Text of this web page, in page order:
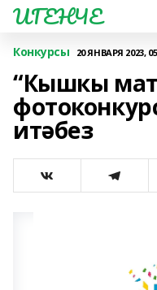
ИГЕНЧЕ
Конкурсы 20 ЯНВАРЯ 2023,
“Кышкы
итәбез